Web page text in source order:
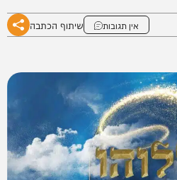
אין תגובות שיתוף הכתבה